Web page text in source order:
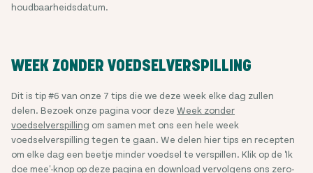
houdbaarheidsdatum.
WEEK ZONDER VOEDSELVERSPILLING
Dit is tip #6 van onze 7 tips die we deze week elke dag zullen
delen. Bezoek onze pagina voor deze Week zonder
voedselverspilling om samen met ons een hele week
voedselverspilling tegen te gaan. We delen hier tips en recepten
om elke dag een beetje minder voedsel te verspillen. Klik op de 'Ik
doe mee'-knop op deze pagina en download vervolgens ons zero-